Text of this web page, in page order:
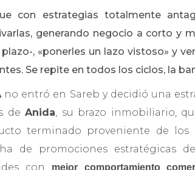
con estrategias totalmente
generando negocio a corto y
, «ponerles un lazo vistoso» y
Se repite en todos los ciclos, la
no entró en Sareb y decidió una
de Anida , su brazo inmobiliario,
terminado proveniente de
de promociones estratégicas
con
mejor comportamiento